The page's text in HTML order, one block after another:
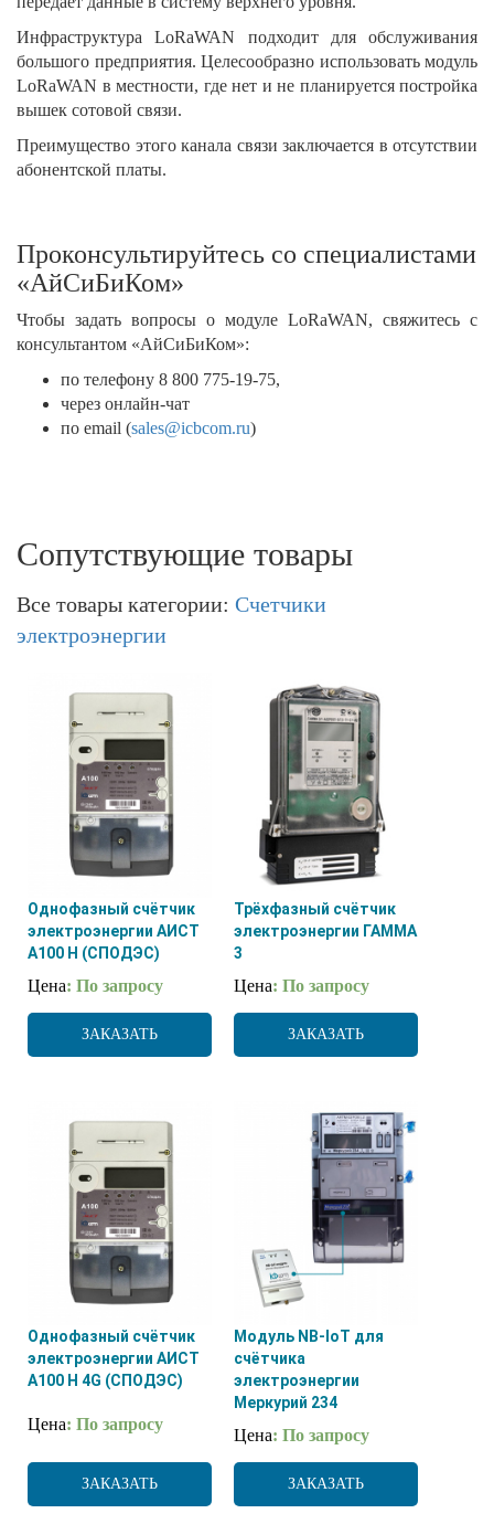
Инфраструктура LoRaWAN подходит для обслуживания
большого предприятия. Целесообразно использовать модуль
LoRaWAN в местности, где нет и не планируется постройка
вышек сотовой связи.
Преимущество этого канала связи заключается в отсутствии
абонентской платы.
Проконсультируйтесь со специалистами
«АйСиБиКом»
Чтобы задать вопросы о модуле LoRaWAN, свяжитесь с
консультантом «АйСиБиКом»:
по телефону 8 800 775-19-75,
через онлайн-чат
по email (sales@icbcom.ru)
Сопутствующие товары
Все товары категории: Счетчики
электроэнергии
Однофазный счётчик
электроэнергии АИСТ
А100 H (СПОДЭС)
Цена: По запросу
ЗАКАЗАТЬ
Трёхфазный счётчик
электроэнергии ГАММА
3
Цена: По запросу
ЗАКАЗАТЬ
Однофазный счётчик
электроэнергии АИСТ
А100 H 4G (СПОДЭС)
Цена: По запросу
ЗАКАЗАТЬ
Модуль NB-IoT для
счётчика
электроэнергии
Меркурий 234
Цена: По запросу
ЗАКАЗАТЬ